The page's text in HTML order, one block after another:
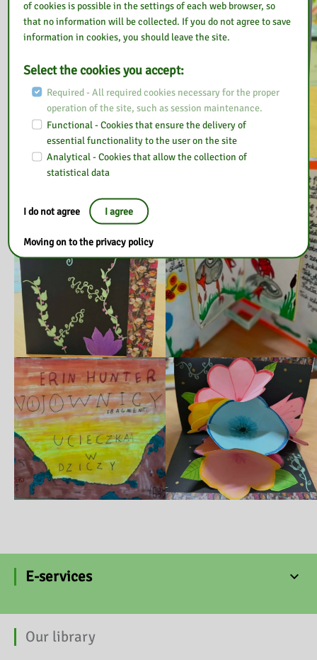
E-services
Our library
of cookies is possible in the settings of each web browser, so
that no information will be collected. If you do not agree to save
information in cookies, you should leave the site.
Select the cookies you accept:
Required - All required cookies necessary for the proper
operation of the site, such as session maintenance.
Functional - Cookies that ensure the delivery of
essential functionality to the user on the site
Analytical - Cookies that allow the collection of
statistical data
I do not agree I agree
Moving on to the privacy policy